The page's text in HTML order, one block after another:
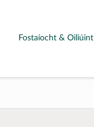
Fostaíocht & Oiliúint